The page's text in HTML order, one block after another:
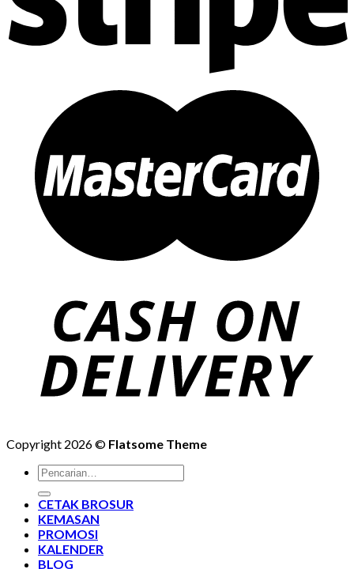
Copyright 2026 © Flatsome Theme
Pencarian
untuk:
CETAK BROSUR
KEMASAN
PROMOSI
KALENDER
BLOG